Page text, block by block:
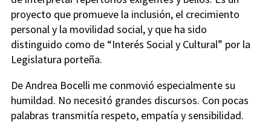
proyecto que promueve la inclusión, el crecimiento
personal y la movilidad social, y que ha sido
distinguido como de “Interés Social y Cultural” por la
Legislatura porteña.
De Andrea Bocelli me conmovió especialmente su
humildad. No necesitó grandes discursos. Con pocas
palabras transmitía respeto, empatía y sensibilidad.